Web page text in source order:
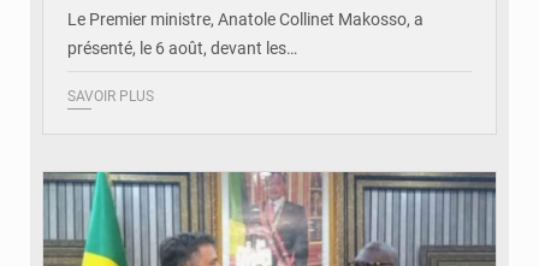
Le Premier ministre, Anatole Collinet Makosso, a
présenté, le 6 août, devant les…
SAVOIR PLUS